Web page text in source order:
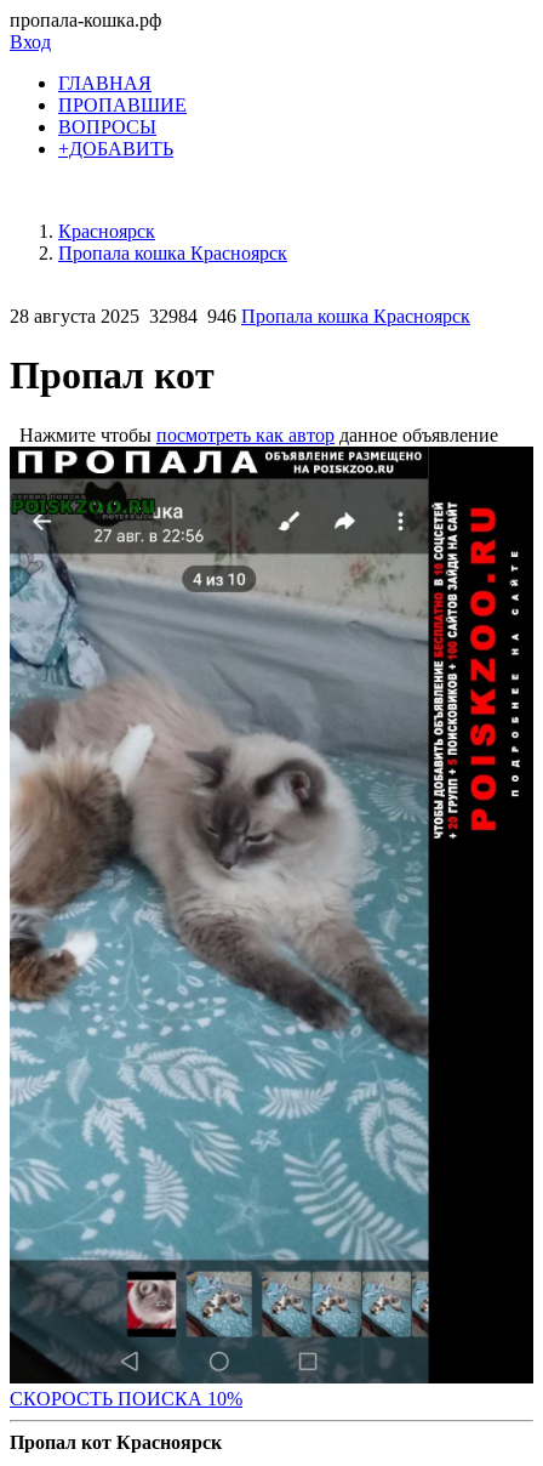
пропала-кошка.рф
Вход
ГЛАВНАЯ
ПРОПАВШИЕ
ВОПРОСЫ
+ДОБАВИТЬ
Красноярск
Пропала кошка Красноярск
28 августа 2025 32984 946 Пропала кошка Красноярск
Пропал кот
Нажмите чтобы посмотреть как автор данное объявление
СКОРОСТЬ ПОИСКА 10%
Пропал кот Красноярск